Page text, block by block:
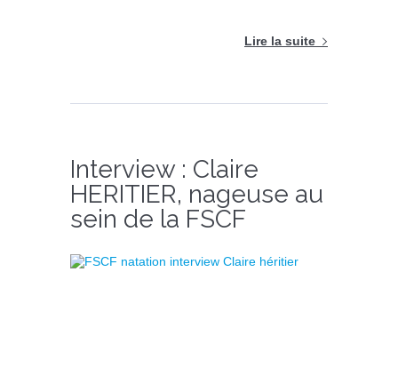
Lire la suite
Interview : Claire
HERITIER, nageuse au
sein de la FSCF